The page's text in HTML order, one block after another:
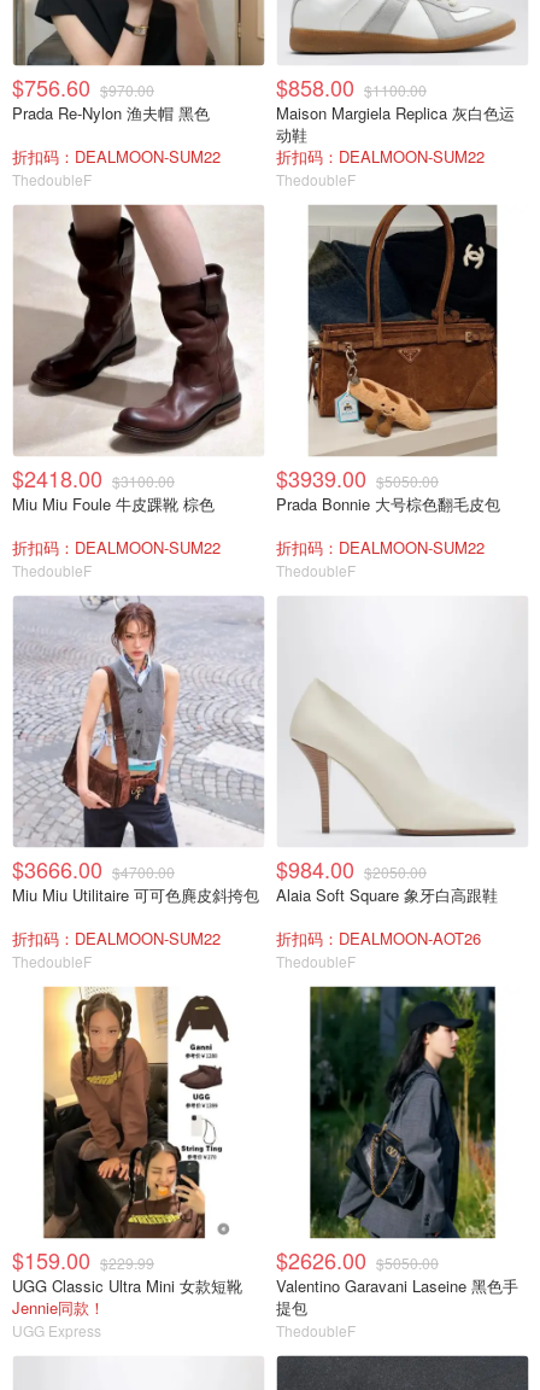
$756.60 $970.00
Prada Re-Nylon 渔夫帽 黑色
折扣码：DEALMOON-SUM22
ThedoubleF
$858.00 $1100.00
Maison Margiela Replica 灰白色运
动鞋
折扣码：DEALMOON-SUM22
ThedoubleF
$2418.00 $3100.00
Miu Miu Foule 牛皮踝靴 棕色
折扣码：DEALMOON-SUM22
ThedoubleF
$3939.00 $5050.00
Prada Bonnie 大号棕色翻毛皮包
折扣码：DEALMOON-SUM22
ThedoubleF
$3666.00 $4700.00
Miu Miu Utilitaire 可可色麂皮斜挎包
折扣码：DEALMOON-SUM22
ThedoubleF
$984.00 $2050.00
Alaia Soft Square 象牙白高跟鞋
折扣码：DEALMOON-AOT26
ThedoubleF
$159.00 $229.99
UGG Classic Ultra Mini 女款短靴
Jennie同款！
UGG Express
$2626.00 $5050.00
Valentino Garavani Laseine 黑色手
提包
ThedoubleF